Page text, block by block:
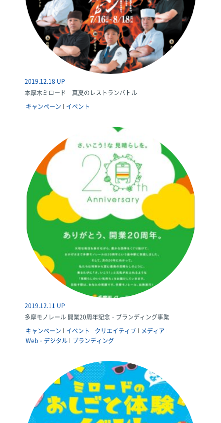
2019.12.18 UP
本厚木ミロード 真夏のレストランバトル
キャンペーン
イベント
2019.12.11 UP
多摩モノレール 開業20周年記念・ブランディング事業
キャンペーン
イベント クリエイティブ
メディア
Web・デジタル
ブランディング